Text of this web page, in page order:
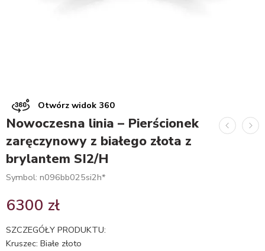
Otwórz widok 360
Nowoczesna linia – Pierścionek
zaręczynowy z białego złota z
brylantem SI2/H
Symbol: n096bb025si2h*
6300 zł
SZCZEGÓŁY PRODUKTU:
Kruszec: Białe złoto